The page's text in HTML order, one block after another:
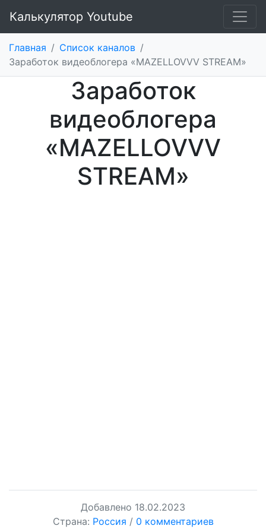
Калькулятор Youtube
Главная / Список каналов /
Заработок видеоблогера «MAZELLOVVV STREAM»
Заработок
видеоблогера
«MAZELLOVVV
STREAM»
Добавлено 18.02.2023
Страна: Россия / 0 комментариев